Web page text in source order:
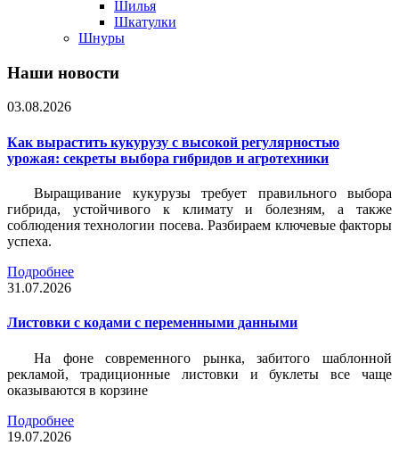
Шилья
Шкатулки
Шнуры
Наши новости
03.08.2026
Как вырастить кукурузу с высокой регулярностью
урожая: секреты выбора гибридов и агротехники
Выращивание кукурузы требует правильного выбора
гибрида, устойчивого к климату и болезням, а также
соблюдения технологии посева. Разбираем ключевые факторы
успеха.
Подробнее
31.07.2026
Листовки c кодами с переменными данными
На фоне современного рынка, забитого шаблонной
рекламой, традиционные листовки и буклеты все чаще
оказываются в корзине
Подробнее
19.07.2026